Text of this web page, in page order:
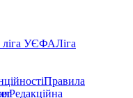
УЄФАЛіга
Правила
Редакційна